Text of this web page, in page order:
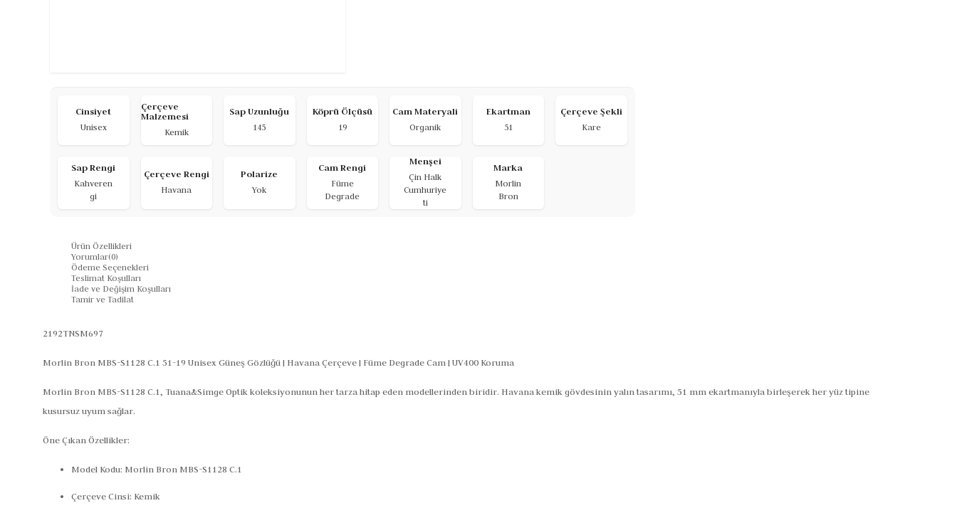
Cinsiyet
Unisex
Çerçeve
Malzemesi
Kemik
Sap Uzunluğu
145
Köprü Ölçüsü
19
Cam Materyali
Organik
Ekartman
51
Çerçeve Şekli
Kare
Sap Rengi
Kahveren
gi
Çerçeve Rengi
Havana
Polarize
Yok
Cam Rengi
Füme
Degrade
Menşei
Çin Halk
Cumhuriye
ti
Marka
Morlin
Bron
Ürün Özellikleri
Yorumlar(0)
Ödeme Seçenekleri
Teslimat Koşulları
İade ve Değişim Koşulları
Tamir ve Tadilat
2192TNSM697
Morlin Bron MBS-S1128 C.1 51-19 Unisex Güneş Gözlüğü | Havana Çerçeve | Füme Degrade Cam | UV400 Koruma
Morlin Bron MBS-S1128 C.1, Tuana&Simge Optik koleksiyonunun her tarza hitap eden modellerinden biridir. Havana kemik gövdesinin yalın tasarımı, 51 mm ekartmanıyla birleşerek her yüz tipine
kusursuz uyum sağlar.
Öne Çıkan Özellikler:
Model Kodu: Morlin Bron MBS-S1128 C.1
Çerçeve Cinsi: Kemik